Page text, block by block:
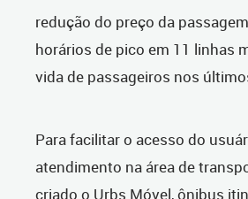
redução do preço da
horários de pico em 11 linhas
vida de passageiros nos
Para facilitar o acesso do
atendimento na área de
criado o Urbs Móvel, ônibus